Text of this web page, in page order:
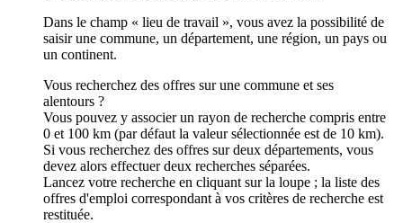
Dans le champ « lieu de travail », vous avez la possibilité de
saisir une commune, un département, une région, un pays ou
un continent.
Vous recherchez des offres sur une commune et ses
alentours ?
Vous pouvez y associer un rayon de recherche compris entre
0 et 100 km (par défaut la valeur sélectionnée est de 10 km).
Si vous recherchez des offres sur deux départements, vous
devez alors effectuer deux recherches séparées.
Lancez votre recherche en cliquant sur la loupe ; la liste des
offres d'emploi correspondant à vos critères de recherche est
restituée.